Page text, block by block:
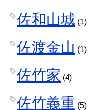
佐和山城 (1)
佐渡金山 (1)
佐竹家 (4)
佐竹義重 (5)